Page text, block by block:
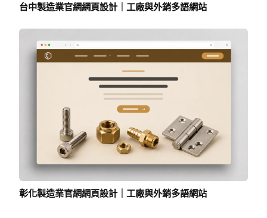
台中製造業官網網頁設計｜工廠與外銷多語網站
彰化製造業官網網頁設計｜工廠與外銷多語網站